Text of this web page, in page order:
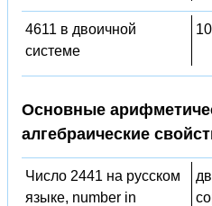
4611 в двоичной
системе
Основные
алгебраические
Число 2441 на русском
языке, number in